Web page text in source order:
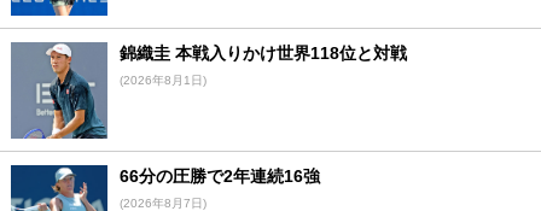
錦織圭 本戦入りかけ世界118位と対戦
(2026年8月1日)
66分の圧勝で2年連続16強
(2026年8月7日)